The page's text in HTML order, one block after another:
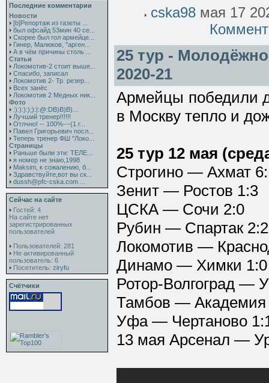
Последние комментарии
Новости
[b]Репортаж из газеты ...
был офсайд 53мин 40 се...
Скорее был гол армейце...
Гинер, Малюков, "арген...
А в чём причины столь ...
Статьи
Локомотив-2 стоит выше...
Спасибо, записал
Локомотив 2- Тр. резер...
Всех занёс
Локомотив 2 Медных ник...
Фото
:):):):);):|:@:DB)B)B)...
Лучший тренер!!!!!!
Отлчно! -- 100%---(1 г...
Павел Григорьевич посл...
Теперь тренер ФШ "Локо...
Страницы
Раньше были эти: ТЕЛЕ...
я номер не знаю,1998
Maksim, к сожалению, б...
Здравствуйте,вот вы ск...
dussh@pfc-cska.com ...
Сейчас на сайте
Гостей: 4
На сайте нет
зарегистрированных
пользователей
Пользователей: 281
Не активированный
пользователь: 6
Посетитель: ziryfu
Счётчики
cska98мая 17
25 тур -
2020-21
Армейцы победили
в Москву тепло и
25 тур 12 мая
Строгино — Ахмат
Зенит — Ростов 1:3
ЦСКА — Сочи 2:0
Рубин — Спартак 2:2
Локомотив —
Динамо — Химки 1:0
Ротор-Волгоград —
Тамбов — Академия
Уфа — Чертаново
13 мая Арсенал —